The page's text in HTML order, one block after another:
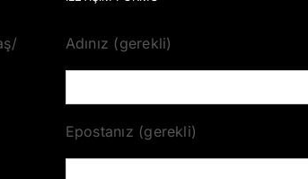
Adınız (gerekli)
Epostanız (gerekli)